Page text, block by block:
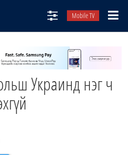
Mobile TV
Украинд нэг ч